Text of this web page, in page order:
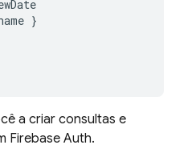
}
a criar consultas e
Firebase Auth.